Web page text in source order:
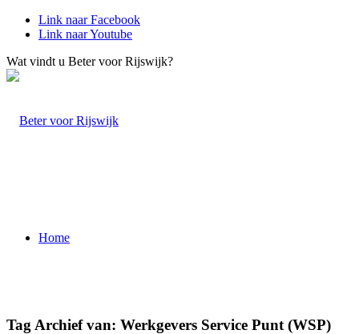
Link naar Facebook
Link naar Youtube
Wat vindt u Beter voor Rijswijk?
Home
Tag Archief van: Werkgevers Service Punt (WSP)